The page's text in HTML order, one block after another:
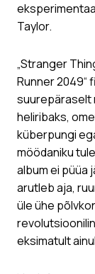
Taylor.
„Stranger
Runner 2049“
suurepäraselt
heliribaks,
küberpungi
möödaniku
album ei püüa
arutleb aja,
üle ühe
eksimatult